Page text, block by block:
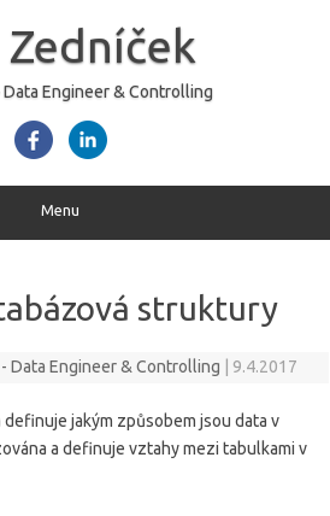
Data Engineer & Controlling
Menu
struktury
Data Engineer & Controlling 9.4.2017
jakým způsobem jsou data v
a definuje vztahy mezi tabulkami v